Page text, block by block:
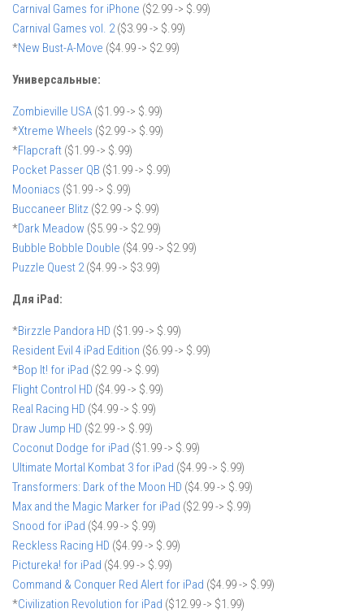
Carnival Games for iPhone ($2.99 -> $.99)
Carnival Games vol. 2($3.99 -> $.99)
*New Bust-A-Move ($4.99 -> $2.99)
Универсальные:
Zombieville USA ($1.99 -> $.99)
*Xtreme Wheels ($2.99 -> $.99)
*Flapcraft ($1.99 -> $.99)
Pocket Passer QB ($1.99 -> $.99)
Mooniacs ($1.99 -> $.99)
Buccaneer Blitz ($2.99 -> $.99)
*Dark Meadow ($5.99 -> $2.99)
Bubble Bobble Double ($4.99 -> $2.99)
Puzzle Quest 2($4.99 -> $3.99)
Для iPad:
*Birzzle Pandora HD ($1.99 -> $.99)
Resident Evil 4 iPad Edition ($6.99 -> $.99)
*Bop It! for iPad ($2.99 -> $.99)
Flight Control HD ($4.99 -> $.99)
Real Racing HD ($4.99 -> $.99)
Draw Jump HD ($2.99 -> $.99)
Coconut Dodge for iPad ($1.99 -> $.99)
Ultimate Mortal Kombat 3 for iPad ($4.99 -> $.99)
Transformers: Dark of the Moon HD ($4.99 -> $.99)
Max and the Magic Marker for iPad ($2.99 -> $.99)
Snood for iPad ($4.99 -> $.99)
Reckless Racing HD ($4.99 -> $.99)
Pictureka! for iPad ($4.99 -> $.99)
Command & Conquer Red Alert for iPad ($4.99 -> $.99)
*Civilization Revolution for iPad ($12.99 -> $1.99)